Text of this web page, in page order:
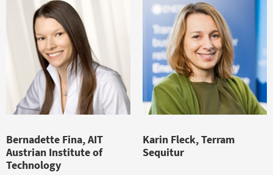
Bernadette Fina, AIT
Austrian Institute of
Technology
Karin Fleck, Terram
Sequitur